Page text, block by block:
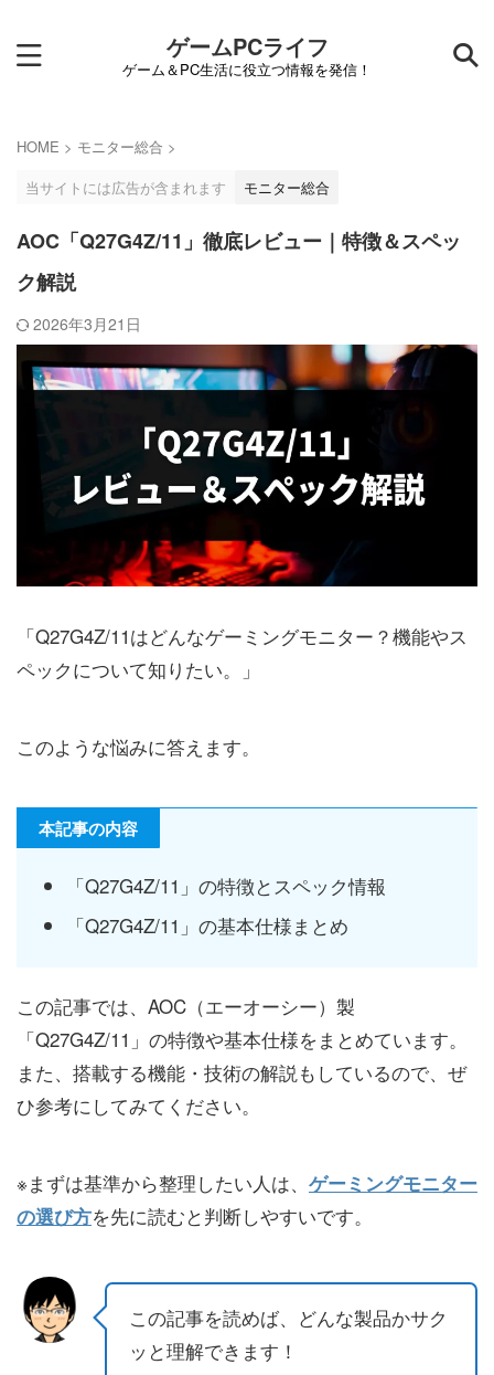
ゲームPCライフ
ゲーム＆PC生活に役立つ情報を発信！
HOME > モニター総合 >
当サイトには広告が含まれます
モニター総合
AOC「Q27G4Z/11」徹底レビュー｜特徴＆スペッ
ク解説
2026年3月21日
「Q27G4Z/11はどんなゲーミングモニター？機能やス
ペックについて知りたい。」
このような悩みに答えます。
本記事の内容
「Q27G4Z/11」の特徴とスペック情報
「Q27G4Z/11」の基本仕様まとめ
この記事では、AOC（エーオーシー）製
「Q27G4Z/11」の特徴や基本仕様をまとめています。
また、搭載する機能・技術の解説もしているので、ぜ
ひ参考にしてみてください。
※まずは基準から整理したい人は、 ゲーミングモニター
の選び方を先に読むと判断しやすいです。
この記事を読めば、どんな製品かサク
ッと理解できます！